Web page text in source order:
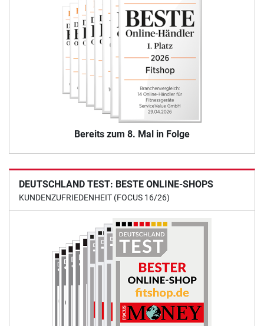
Bereits zum 8. Mal in Folge
DEUTSCHLAND TEST: BESTE ONLINE-SHOPS
KUNDENZUFRIEDENHEIT (FOCUS 16/26)